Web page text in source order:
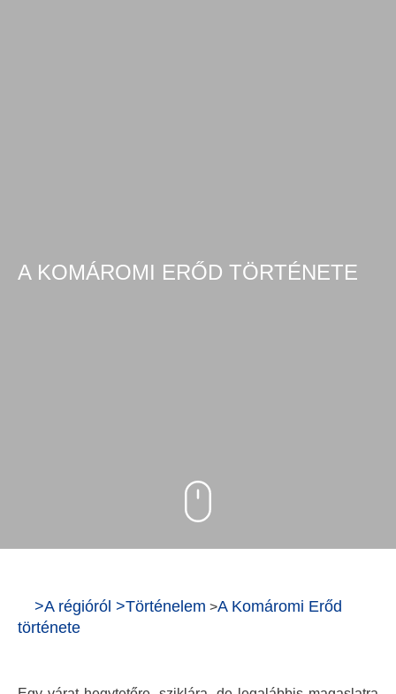
A KOMÁROMI ERŐD TÖRTÉNETE
>A régióról >Történelem >A Komáromi Erőd
története